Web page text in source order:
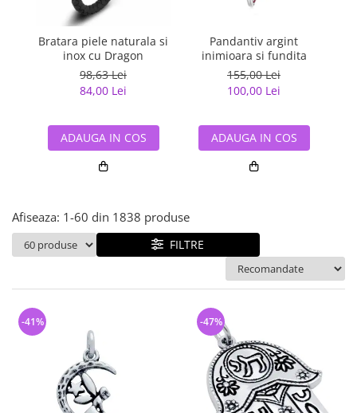
semipretioase
Bijuterii argint placat cu aur
Bijuterii argint cu diverse
Bijuterii de Lux
Bijuterii gotice si rock
Bijuterii Handmade
Bijuterii fantezie
Bijuterii tungsten
Solutii si lavete de curatare
bijuterii argint
Bratara piele naturala si
inox cu Dragon
98,63 Lei
84,00 Lei
ADAUGA IN COS
Pandantiv argint
inimioara si fundita
155,00 Lei
100,00 Lei
ADAUGA IN COS
Afiseaza: 1-60 din 1838 produse
FILTRE
-41% -47%